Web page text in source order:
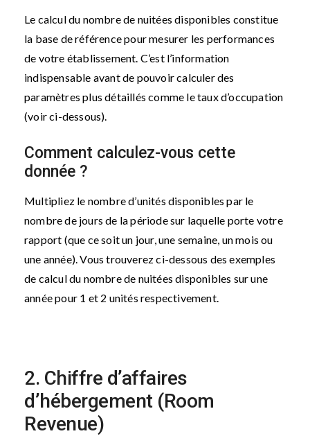
Le calcul du nombre de nuitées disponibles constitue
la base de référence pour mesurer les performances
de votre établissement. C’est l’information
indispensable avant de pouvoir calculer des
paramètres plus détaillés comme le taux d’occupation
(voir ci-dessous).
Comment calculez-vous cette
donnée ?
Multipliez le nombre d’unités disponibles par le
nombre de jours de la période sur laquelle porte votre
rapport (que ce soit un jour, une semaine, un mois ou
une année). Vous trouverez ci-dessous des exemples
de calcul du nombre de nuitées disponibles sur une
année pour 1 et 2 unités respectivement.
2. Chiffre d’affaires
d’hébergement (Room
Revenue)